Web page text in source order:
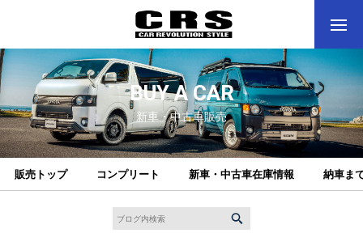
BUY A CAR
新車・中古車販売
販売トップ コンプリート 新車・中古車在庫情報 納車ま